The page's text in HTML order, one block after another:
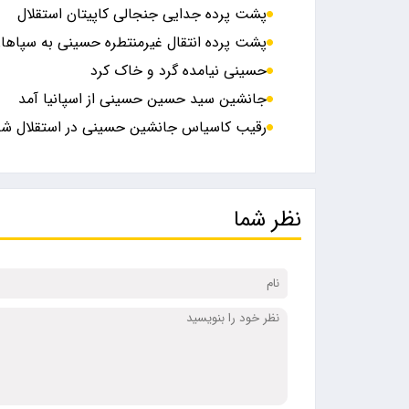
پشت پرده جدایی جنجالی کاپیتان استقلال
پشت پرده انتقال غیرمنتطره حسینی به
حسینی نیامده گرد و خاک کرد
جانشین سید حسین حسینی از اسپانیا آمد
رقیب کاسیاس جانشین حسینی در استقلال
نظر شما